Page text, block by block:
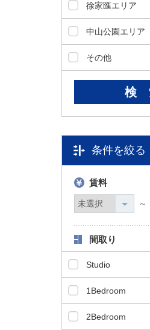
徐家匯エリア
中山公園エリア
その他
条件を絞る
賃料
～
間取り
Studio
1Bedroom
2Bedroom